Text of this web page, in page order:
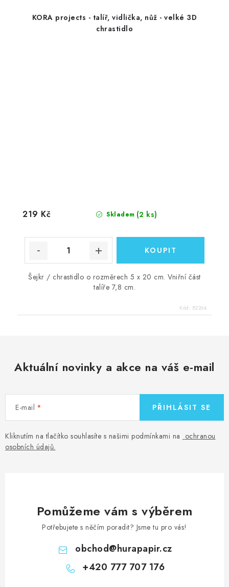
KORA projects - talíř, vidlička, nůž - velké 3D
chrastidlo
Skladem (2 ks)
219 Kč
Šejkr / chrastidlo o rozměrech 5 x 20 cm. Vniřní část
talíře 7,8 cm.
Kód: 82264
Aktuální novinky a akce na váš e-mail
E-mail
Kliknutím na tlačítko souhlasíte s našimi podmínkami na ochranou
osobních údajů.
PŘIHLÁSIT SE
Pomůžeme vám s výběrem
Potřebujete s něčím poradit? Jsme tu pro vás!
obchod@hurapapir.cz
+420 777 707 176